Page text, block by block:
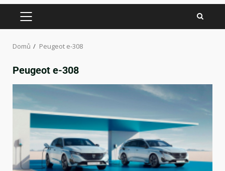
Domů Peugeot e-308
Peugeot e-308